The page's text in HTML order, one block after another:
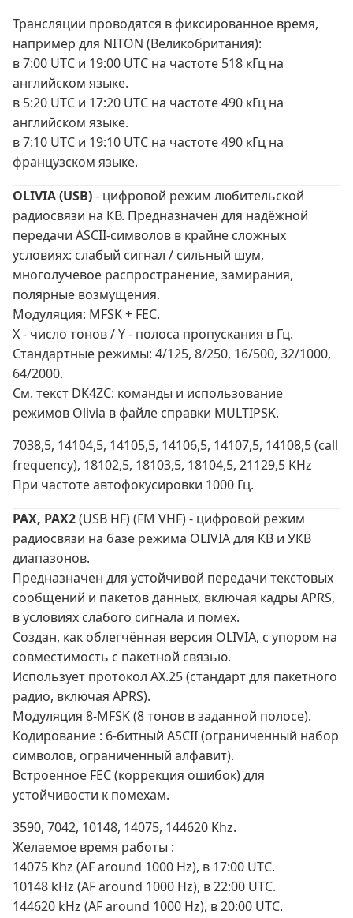
Трансляции проводятся в фиксированное время,
например для NITON (Великобритания):
в 7:00 UTC и 19:00 UTC на частоте 518 кГц на
английском языке.
в 5:20 UTC и 17:20 UTC на частоте 490 кГц на
английском языке.
в 7:10 UTC и 19:10 UTC на частоте 490 кГц на
французском языке.
OLIVIA (USB)- цифровой режим любительской
радиосвязи на КВ. Предназначен для надёжной
передачи ASCII‑символов в крайне сложных
условиях: слабый сигнал / сильный шум,
многолучевое распространение, замирания,
полярные возмущения.
Модуляция: MFSK + FEC.
X - число тонов / Y - полоса пропускания в Гц.
Стандартные режимы: 4/125, 8/250, 16/500, 32/1000,
64/2000.
См. текст DK4ZC: команды и использование
режимов Olivia в файле справки MULTIPSK.
7038,5, 14104,5, 14105,5, 14106,5, 14107,5, 14108,5 (call
frequency), 18102,5, 18103,5, 18104,5, 21129,5 KHz
При частоте автофокусировки 1000 Гц.
PAX, PAX2(USB HF) (FM VHF) - цифровой режим
радиосвязи на базе режима OLIVIA для КВ и УКВ
диапазонов.
Предназначен для устойчивой передачи текстовых
сообщений и пакетов данных, включая кадры APRS,
в условиях слабого сигнала и помех.
Создан, как облегчённая версия OLIVIA, с упором на
совместимость с пакетной связью.
Использует протокол AX.25 (стандарт для пакетного
радио, включая APRS).
Модуляция 8‑MFSK (8 тонов в заданной полосе).
Кодирование : 6‑битный ASCII (ограниченный набор
символов, ограниченный алфавит).
Встроенное FEC (коррекция ошибок) для
устойчивости к помехам.
3590, 7042, 10148, 14075, 144620 Khz.
Желаемое время работы :
14075 Khz (AF around 1000 Hz), в 17:00 UTC.
10148 kHz (AF around 1000 Hz), в 22:00 UTC.
144620 kHz (AF around 1000 Hz), в 20:00 UTC.